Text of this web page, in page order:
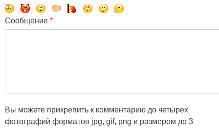
Сообщение *
Вы можете прикрепить к комментарию до четырех
фотографий форматов jpg, gif, png и размером до 3